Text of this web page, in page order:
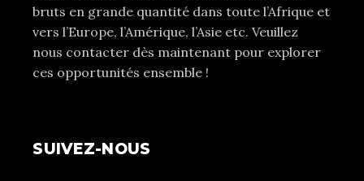
bruts en grande quantité dans toute l’Afrique et
vers l’Europe, l’Amérique, l’Asie etc. Veuillez
nous contacter dès maintenant pour explorer
ces opportunités ensemble !
SUIVEZ-NOUS